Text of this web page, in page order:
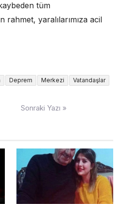
tüm
rahmet, yaralılarımıza acil
Deprem Merkezi Vatandaşlar
Sonraki Yazı »